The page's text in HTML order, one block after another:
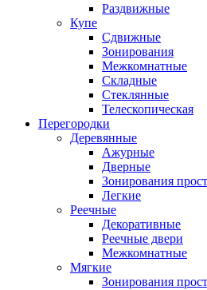
Раздвижные
Купе
Сдвижные
Зонирования
Межкомнатные
Складные
Стеклянные
Телескопическая
Перегородки
Деревянные
Ажурные
Дверные
Зонирования
Легкие
Реечные
Декоративные
Реечные двери
Межкомнатные
Мягкие
Зонирования